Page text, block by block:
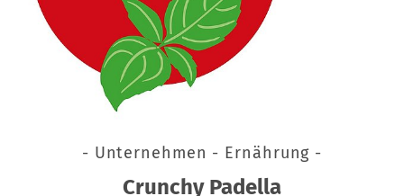
- Unternehmen - Ernährung -
Crunchy Padella